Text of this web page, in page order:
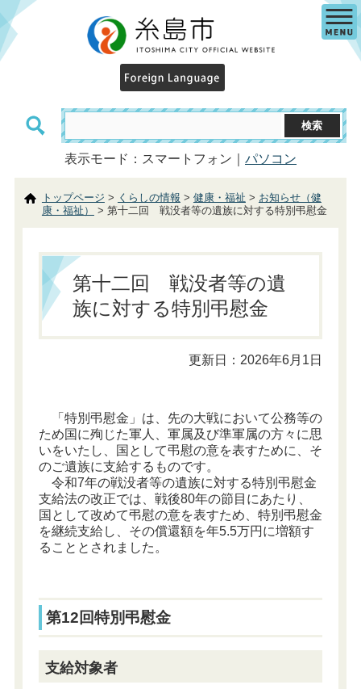
表示モード：スマートフォン｜ パソコン
トップページ > くらしの情報 > 健康・福祉 > お知らせ（健
康・福祉）
> 第十二回 戦没者等の遺族に対する特別弔慰金
第十二回 戦没者等の遺
族に対する特別弔慰金
更新日：2026年6月1日
「特別弔慰金」は、先の大戦において公務等の
ため国に殉じた軍人、軍属及び準軍属の方々に思
いをいたし、国として弔慰の意を表すために、そ
のご遺族に支給するものです。
令和7年の戦没者等の遺族に対する特別弔慰金
支給法の改正では、戦後80年の節目にあたり、
国として改めて弔慰の意を表すため、特別弔慰金
を継続支給し、その償還額を年5.5万円に増額す
ることとされました。
第12回特別弔慰金
支給対象者